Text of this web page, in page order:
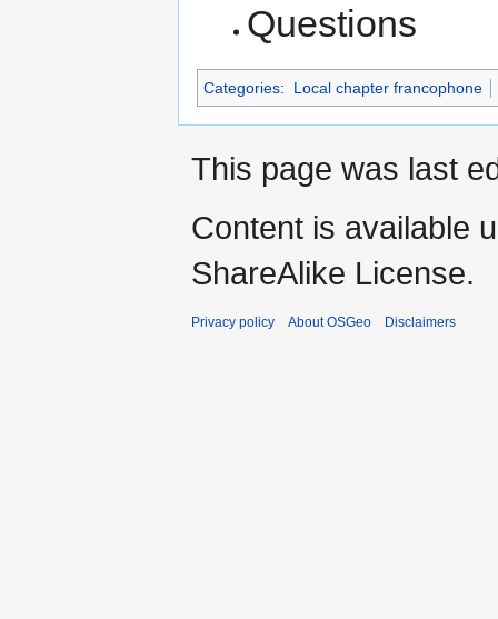
Questions
Categories: Local chapter francophone
This page was last
Content is available
ShareAlike License.
Privacy policy About OSGeo Disclaimers